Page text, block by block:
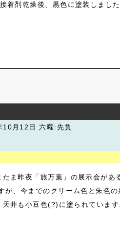
着剤乾燥後、黒色に塗装しまし
10月12日 六曜:先負
ま昨夜「旅万葉」の展示会が
、今までのクリーム色と朱色
井も小豆色(?)に塗られていま